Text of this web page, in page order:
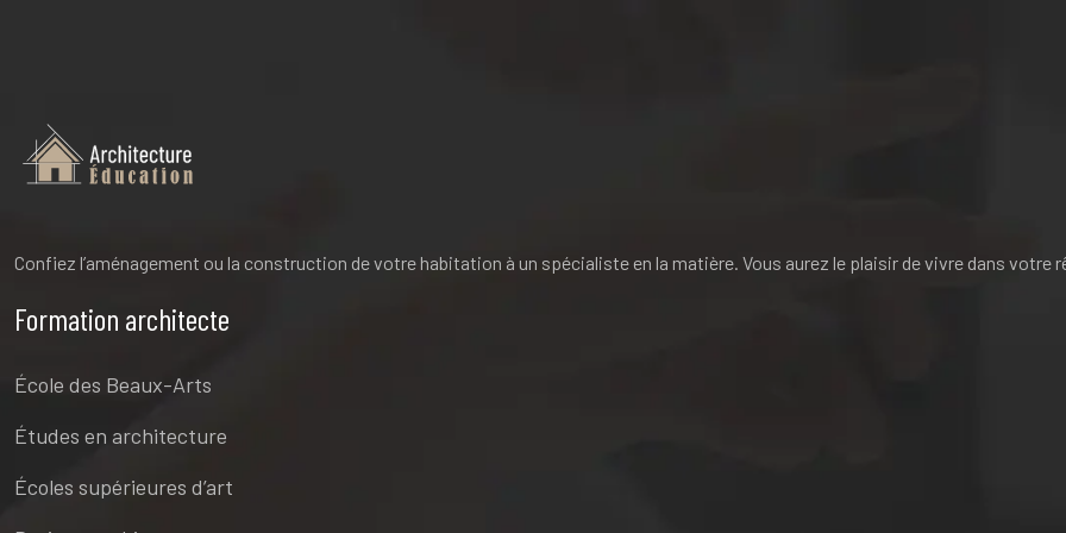
Confiez l’aménagement ou la construction de votre habitation à un spécialiste en la matière. Vous aurez le plaisir de vivre dans votre
Formation architecte
École des Beaux-Arts
Études en architecture
Écoles supérieures d’art